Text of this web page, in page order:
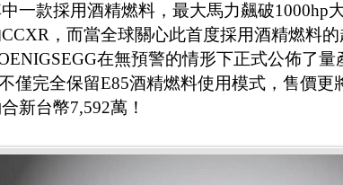
一款採用酒精燃料，最大馬力飆破1000hp
，而當全球關心此首度採用酒精燃料
在無預警的情形下正式公佈了量
僅完全保留E85酒精燃料使用模式，售價更
新台幣7,592萬！